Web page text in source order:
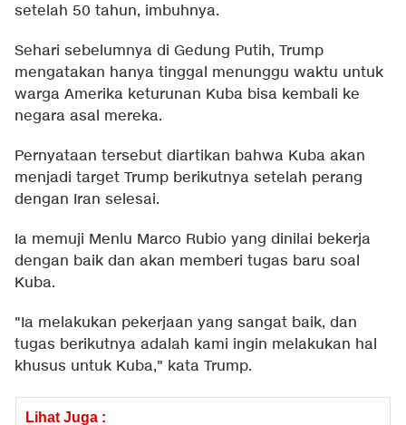
setelah 50 tahun, imbuhnya.
Sehari sebelumnya di Gedung Putih, Trump
mengatakan hanya tinggal menunggu waktu untuk
warga Amerika keturunan Kuba bisa kembali ke
negara asal mereka.
Pernyataan tersebut diartikan bahwa Kuba akan
menjadi target Trump berikutnya setelah perang
dengan Iran selesai.
Ia memuji Menlu Marco Rubio yang dinilai bekerja
dengan baik dan akan memberi tugas baru soal
Kuba.
"Ia melakukan pekerjaan yang sangat baik, dan
tugas berikutnya adalah kami ingin melakukan hal
khusus untuk Kuba," kata Trump.
Lihat Juga :